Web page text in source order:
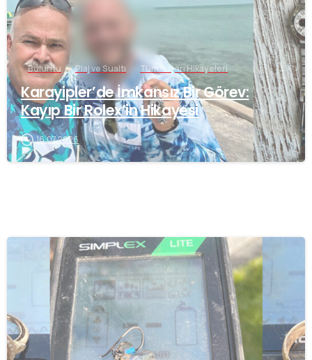
Buluntu Plaj ve Sualtı Tüm Başarı Hikayeleri
Karayipler’de İmkansız Bir Görev:
Kayıp Bir Rolex’in Hikayesi
16.07.2026